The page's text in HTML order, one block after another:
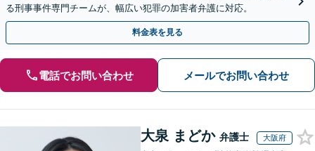
る刑事事件専門チームが、幅広い犯罪の加害者弁護に対応。
料金表を見る
電話でお問い合わせ メールでお問い合わせ
大泉 まどか 弁護士 大阪府